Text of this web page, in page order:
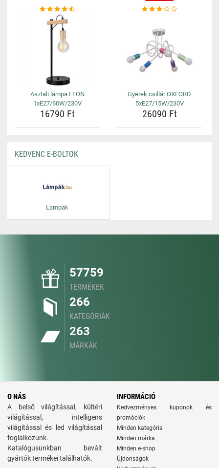
Asztali lámpa LEON
1xE27/60W/230V
16790 Ft
Gyerek csillár OXFORD
5xE27/15W/230V
26090 Ft
KEDVENC E-BOLTOK
Lampak
57759
TERMÉKEK
266
KATEGÓRIÁK
263
MÁRKÁK
O NÁS
A belső világítással, kültéri
világítással, intelligens
világítással és led világítással
foglalkozunk.
Katalógusunkban bevált
gyártók termékei találhatók.
INFORMÁCIÓ
Kedvezményes kuponok és
promóciók
Minden kategória
Minden márka
Minden e-shop
Újdonságok